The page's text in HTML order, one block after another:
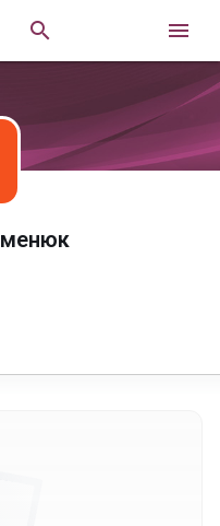
 